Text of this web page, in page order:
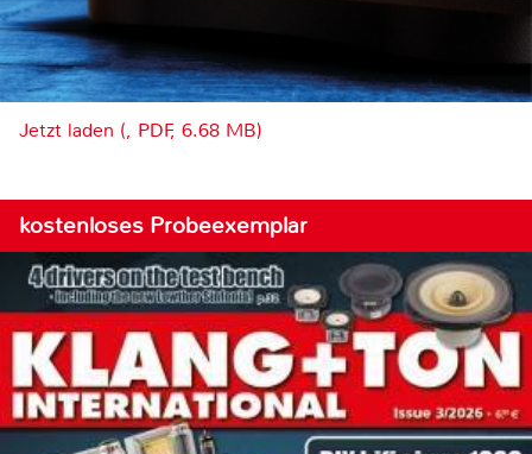
Jetzt laden (, PDF, 6.68 MB)
kostenloses Probeexemplar